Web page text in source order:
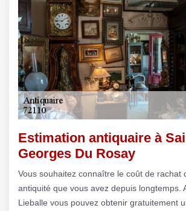
Estimation antiquaire à
Georges Du Rosay
Vous souhaitez connaître le coût de rachat
antiquité que vous avez depuis longtemps.
Lieballe vous pouvez obtenir gratuitement